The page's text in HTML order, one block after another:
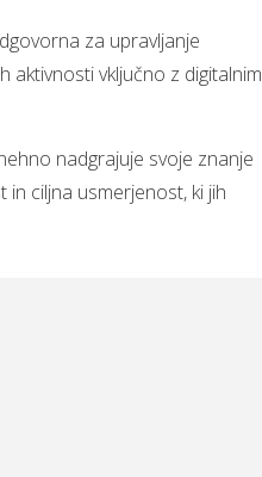
za upravljanje
aktivnosti vključno z digitalnim
nadgrajuje svoje znanje
ciljna usmerjenost, ki jih